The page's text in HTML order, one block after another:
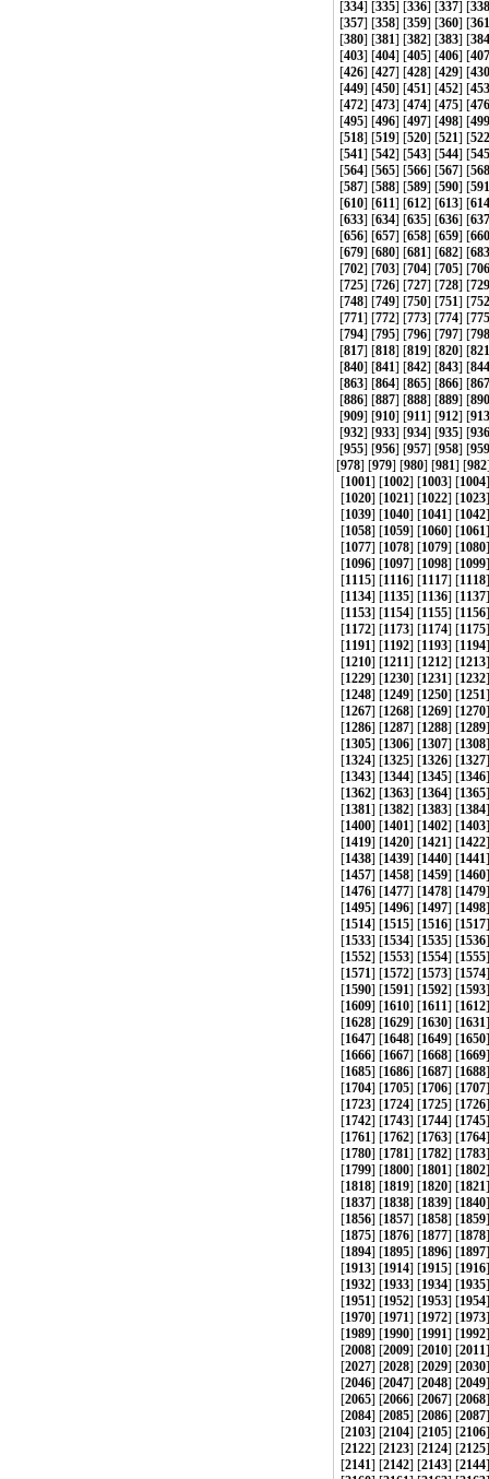
[334] [335] [336] [337] [338
[357] [358] [359] [360] [361
[380] [381] [382] [383] [384
[403] [404] [405] [406] [407
[426] [427] [428] [429] [430
[449] [450] [451] [452] [453
[472] [473] [474] [475] [476
[495] [496] [497] [498] [499
[518] [519] [520] [521] [522
[541] [542] [543] [544] [545
[564] [565] [566] [567] [568
[587] [588] [589] [590] [591
[610] [611] [612] [613] [614
[633] [634] [635] [636] [637
[656] [657] [658] [659] [660
[679] [680] [681] [682] [683
[702] [703] [704] [705] [706
[725] [726] [727] [728] [729
[748] [749] [750] [751] [752
[771] [772] [773] [774] [775
[794] [795] [796] [797] [798
[817] [818] [819] [820] [821
[840] [841] [842] [843] [844
[863] [864] [865] [866] [867
[886] [887] [888] [889] [890
[909] [910] [911] [912] [913
[932] [933] [934] [935] [936
[955] [956] [957] [958] [959
[978] [979] [980] [981] [982
[1001] [1002] [1003] [1004
[1020] [1021] [1022] [1023
[1039] [1040] [1041] [1042
[1058] [1059] [1060] [1061
[1077] [1078] [1079] [1080
[1096] [1097] [1098] [1099
[1115] [1116] [1117] [1118
[1134] [1135] [1136] [1137
[1153] [1154] [1155] [1156
[1172] [1173] [1174] [1175
[1191] [1192] [1193] [1194
[1210] [1211] [1212] [1213
[1229] [1230] [1231] [1232
[1248] [1249] [1250] [1251
[1267] [1268] [1269] [1270
[1286] [1287] [1288] [1289
[1305] [1306] [1307] [1308
[1324] [1325] [1326] [1327
[1343] [1344] [1345] [1346
[1362] [1363] [1364] [1365
[1381] [1382] [1383] [1384
[1400] [1401] [1402] [1403
[1419] [1420] [1421] [1422
[1438] [1439] [1440] [1441
[1457] [1458] [1459] [1460
[1476] [1477] [1478] [1479
[1495] [1496] [1497] [1498
[1514] [1515] [1516] [1517
[1533] [1534] [1535] [1536
[1552] [1553] [1554] [1555
[1571] [1572] [1573] [1574
[1590] [1591] [1592] [1593
[1609] [1610] [1611] [1612
[1628] [1629] [1630] [1631
[1647] [1648] [1649] [1650
[1666] [1667] [1668] [1669
[1685] [1686] [1687] [1688
[1704] [1705] [1706] [1707
[1723] [1724] [1725] [1726
[1742] [1743] [1744] [1745
[1761] [1762] [1763] [1764
[1780] [1781] [1782] [1783
[1799] [1800] [1801] [1802
[1818] [1819] [1820] [1821
[1837] [1838] [1839] [1840
[1856] [1857] [1858] [1859
[1875] [1876] [1877] [1878
[1894] [1895] [1896] [1897
[1913] [1914] [1915] [1916
[1932] [1933] [1934] [1935
[1951] [1952] [1953] [1954
[1970] [1971] [1972] [1973
[1989] [1990] [1991] [1992
[2008] [2009] [2010] [2011
[2027] [2028] [2029] [2030
[2046] [2047] [2048] [2049
[2065] [2066] [2067] [2068
[2084] [2085] [2086] [2087
[2103] [2104] [2105] [2106
[2122] [2123] [2124] [2125
[2141] [2142] [2143] [2144